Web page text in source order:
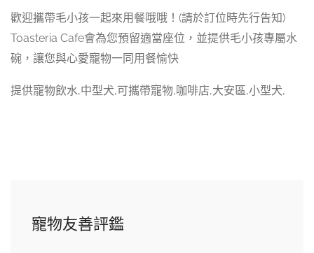
歡迎攜帶毛小孩一起來用餐哦哦！(請於訂位時先行告知)
Toasteria Cafe會為您預留適當座位，並提供毛小孩專屬水
碗，讓您與心愛寵物一同用餐愉快
提供寵物飲水,中型犬,可攜帶寵物,咖啡店,大安區,小型犬,
寵物友善評鑑